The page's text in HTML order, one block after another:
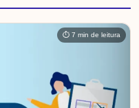
⏱ 7 min de leitura